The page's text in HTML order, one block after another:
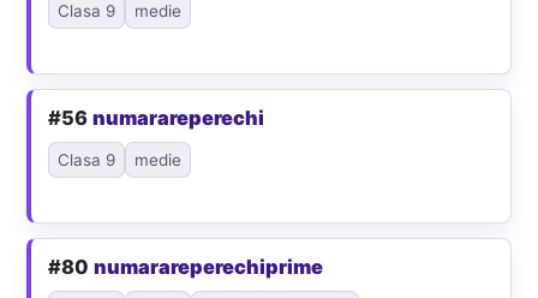
Clasa 9 medie
#56numarareperechi
Clasa 9 medie
#80numarareperechiprime